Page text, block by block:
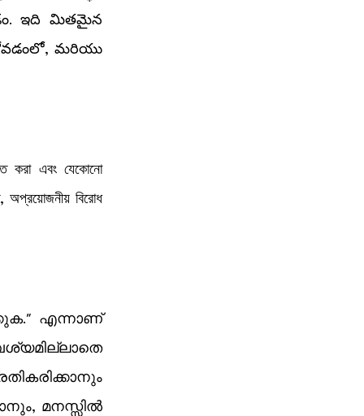
ఇది మితమైన
మరియు
করা এবং যেকোনো
অপ্রয়োজনীয় বিরোধ
എന്നാണ്
മനസ്സിൽ